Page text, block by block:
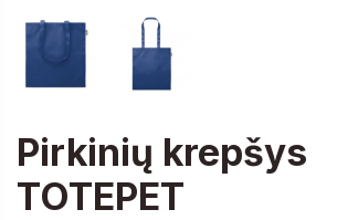
Pirkinių krepšys
TOTEPET